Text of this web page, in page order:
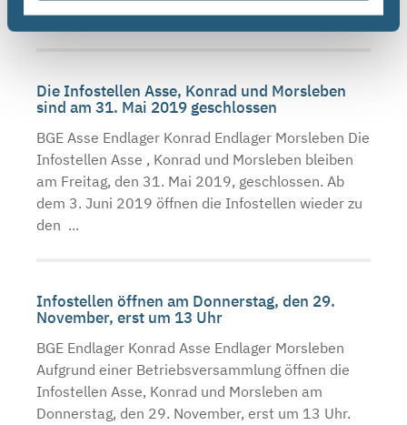
Mai 2019 ...
Die Infostellen Asse, Konrad und Morsleben
sind am 31. Mai 2019 geschlossen
BGE Asse Endlager Konrad Endlager Morsleben Die
Infostellen Asse , Konrad und Morsleben bleiben
am Freitag, den 31. Mai 2019, geschlossen. Ab
dem 3. Juni 2019 öffnen die Infostellen wieder zu
den ...
Infostellen öffnen am Donnerstag, den 29.
November, erst um 13 Uhr
BGE Endlager Konrad Asse Endlager Morsleben
Aufgrund einer Betriebsversammlung öffnen die
Infostellen Asse, Konrad und Morsleben am
Donnerstag, den 29. November, erst um 13 Uhr.